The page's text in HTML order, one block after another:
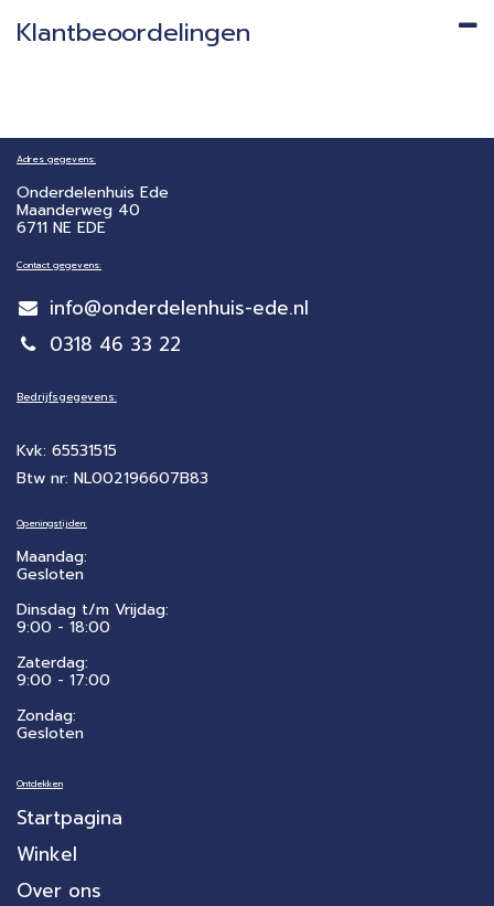
Klantbeoordelingen
Adres gegevens:
Onderdelenhuis Ede
Maanderweg 40
6711 NE EDE
Contact gegevens:
info@onderdelenhuis-ede.nl
0318 46 33 22
Bedrijfsgegevens:
Kvk: 65531515
Btw nr: NL002196607B83
Openingstijden:
Maandag:
Gesloten
Dinsdag t/m Vrijdag:
9:00 - 18:00
Zaterdag:
​9:00 - 17:00
Zondag:
Gesloten
Ontdekken
Startpagina
Winkel
Over ons